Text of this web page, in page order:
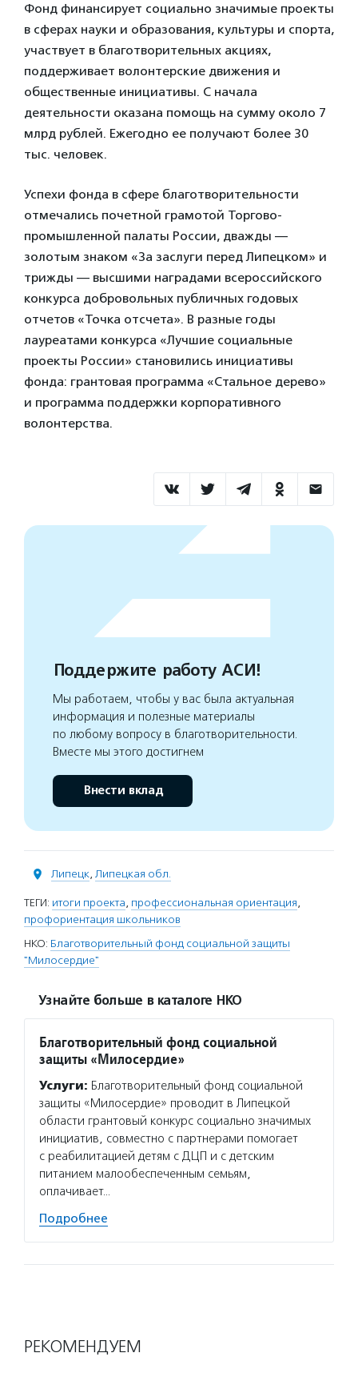
Фонд финансирует социально значимые проекты
в сферах науки и образования, культуры и спорта,
участвует в благотворительных акциях,
поддерживает волонтерские движения и
общественные инициативы. С начала
деятельности оказана помощь на сумму около 7
млрд рублей. Ежегодно ее получают более 30
тыс. человек.
Успехи фонда в сфере благотворительности
отмечались почетной грамотой Торгово-
промышленной палаты России, дважды —
золотым знаком «За заслуги перед Липецком» и
трижды — высшими наградами всероссийского
конкурса добровольных публичных годовых
отчетов «Точка отсчета». В разные годы
лауреатами конкурса «Лучшие социальные
проекты России» становились инициативы
фонда: грантовая программа «Стальное дерево»
и программа поддержки корпоративного
волонтерства.
Поддержите работу АСИ!
Мы работаем, чтобы у вас была актуальная
информация и полезные материалы
по любому вопросу в благотворительности.
Вместе мы этого достигнем
Внести вклад
Липецк, Липецкая обл.
ТЕГИ: итоги проекта, профессиональная ориентация,
профориентация школьников
НКО: Благотворительный фонд социальной защиты
"Милосердие"
Узнайте больше в каталоге НКО
Благотворительный фонд социальной
защиты «Милосердие»
Услуги: Благотворительный фонд социальной
защиты «Милосердие» проводит в Липецкой
области грантовый конкурс социально значимых
инициатив, совместно с партнерами помогает
с реабилитацией детям с ДЦП и с детским
питанием малообеспеченным семьям,
оплачивает…
Подробнее
РЕКОМЕНДУЕМ